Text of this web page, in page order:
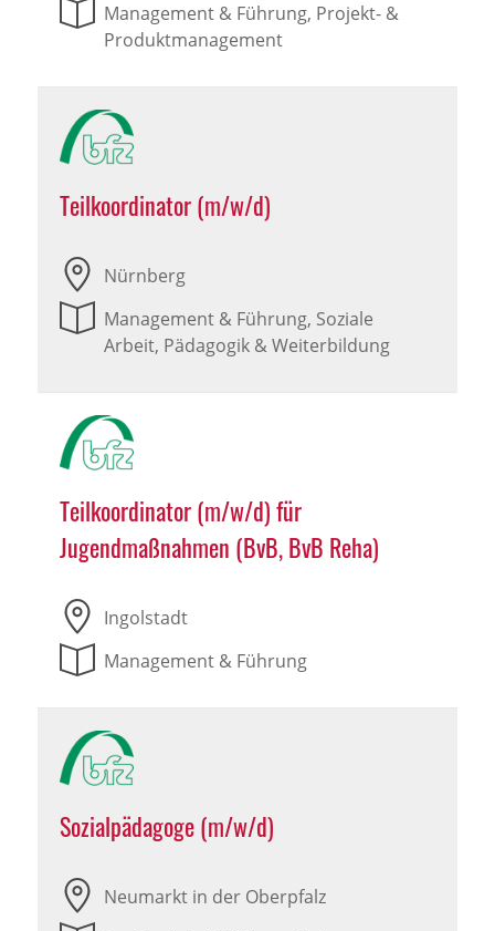
Management & Führung, Projekt- &
Produktmanagement
Teilkoordinator (m/w/d)
Nürnberg
Management & Führung, Soziale
Arbeit, Pädagogik & Weiterbildung
Teilkoordinator (m/w/d) für
Jugendmaßnahmen (BvB, BvB Reha)
Ingolstadt
Management & Führung
Sozialpädagoge (m/w/d)
Neumarkt in der Oberpfalz